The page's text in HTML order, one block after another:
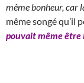
même bonheur, car
même songé qu’il
pouvait même être